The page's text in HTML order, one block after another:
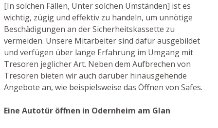
[In solchen Fällen, Unter solchen Umständen] ist es
wichtig, zügig und effektiv zu handeln, um unnötige
Beschädigungen an der Sicherheitskassette zu
vermeiden. Unsere Mitarbeiter sind dafür ausgebildet
und verfügen über lange Erfahrung im Umgang mit
Tresoren jeglicher Art. Neben dem Aufbrechen von
Tresoren bieten wir auch darüber hinausgehende
Angebote an, wie beispielsweise das Öffnen von Safes.
Eine Autotür öffnen in Odernheim am Glan